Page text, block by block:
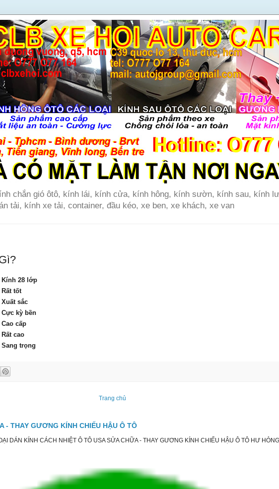
chắn gió ôtô, kính lái, kính cửa, kính hông, kính sườn, kính sau, kính
tải, kính xe tải, container, đầu kéo, xe ben, xe khách, xe van
Kính 28 lớp
Rất tốt
Xuất sắc
Cực kỳ bền
Cao cấp
Rất cao
Sang trọng
Trang chủ
- THAY GƯƠNG KÍNH CHIẾU HẬU Ô TÔ
DÁN KÍNH CÁCH NHIỆT Ô TÔ USA SỬA CHỮA - THAY GƯƠNG KÍNH CHIẾU HẬU Ô TÔ HƯ